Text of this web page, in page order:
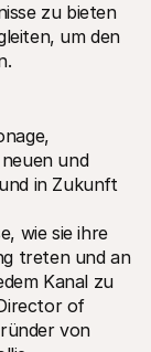
zu bieten
um den
und
in Zukunft
wie sie ihre
treten und an
Kanal zu
of
von